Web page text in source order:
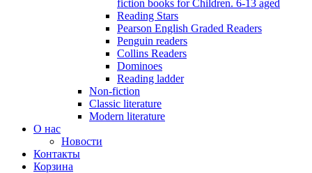
fiction books for Children. 6-13 aged
Reading Stars
Pearson English Graded Readers
Penguin readers
Collins Readers
Dominoes
Reading ladder
Non-fiction
Classic literature
Modern literature
О нас
Новости
Контакты
Корзина